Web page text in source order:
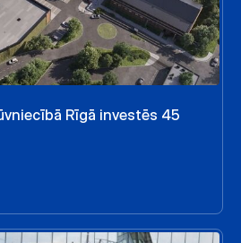
Rīgā investēs 45